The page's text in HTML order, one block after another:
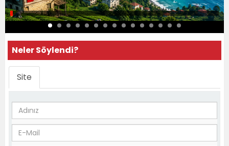
Neler Söylendi?
Site